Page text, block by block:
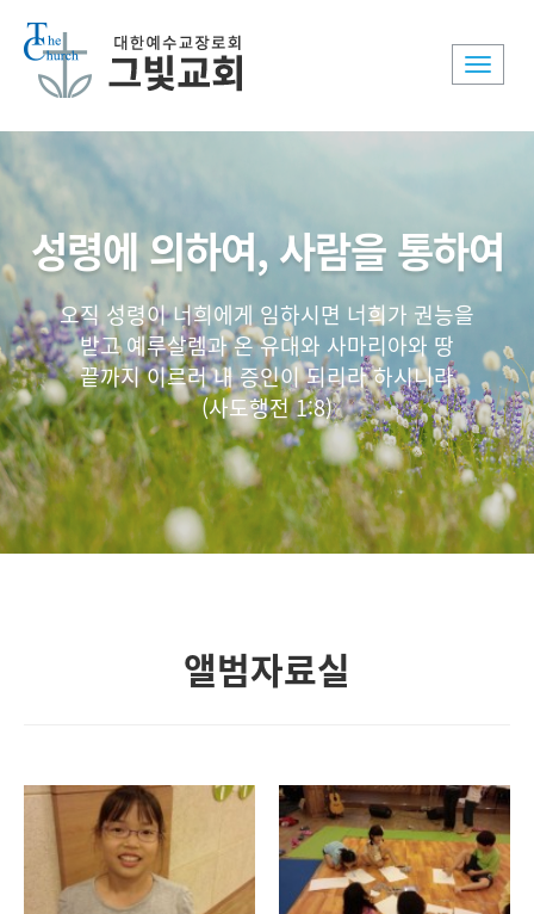
Toggle
성령에 의하여, 사람을 통하여
오직 성령이 너희에게 임하시면 너희가 권능을
받고 예루살렘과 온 유대와 사마리아와 땅
끝까지 이르러 내 증인이 되리라 하시니라
(사도행전 1:8)
앨범자료실